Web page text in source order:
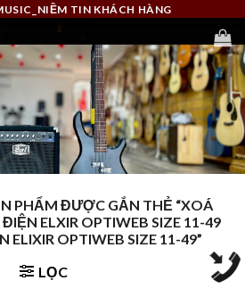
TIN KHÁCH HÀNG
PHẨM ĐƯỢC GẮN THẺ “XOÁ
ELXIR OPTIWEB SIZE 11-49
ELIXIR OPTIWEB SIZE 11-49”
LỌC